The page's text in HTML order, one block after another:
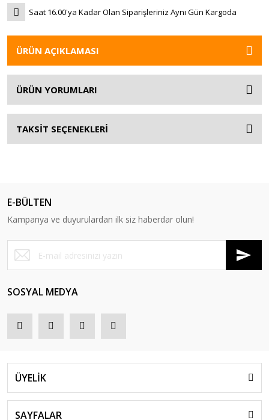
Saat 16.00'ya Kadar Olan Siparişleriniz Aynı Gün Kargoda
ÜRÜN AÇIKLAMASI
ÜRÜN YORUMLARI
TAKSİT SEÇENEKLERİ
E-BÜLTEN
Kampanya ve duyurulardan ilk siz haberdar olun!
SOSYAL MEDYA
ÜYELİK
SAYFALAR